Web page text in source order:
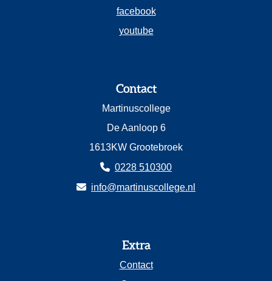
facebook
youtube
Contact
Martinuscollege
De Aanloop 6
1613KW Grootebroek
0228 510300
info@martinuscollege.nl
Extra
Contact